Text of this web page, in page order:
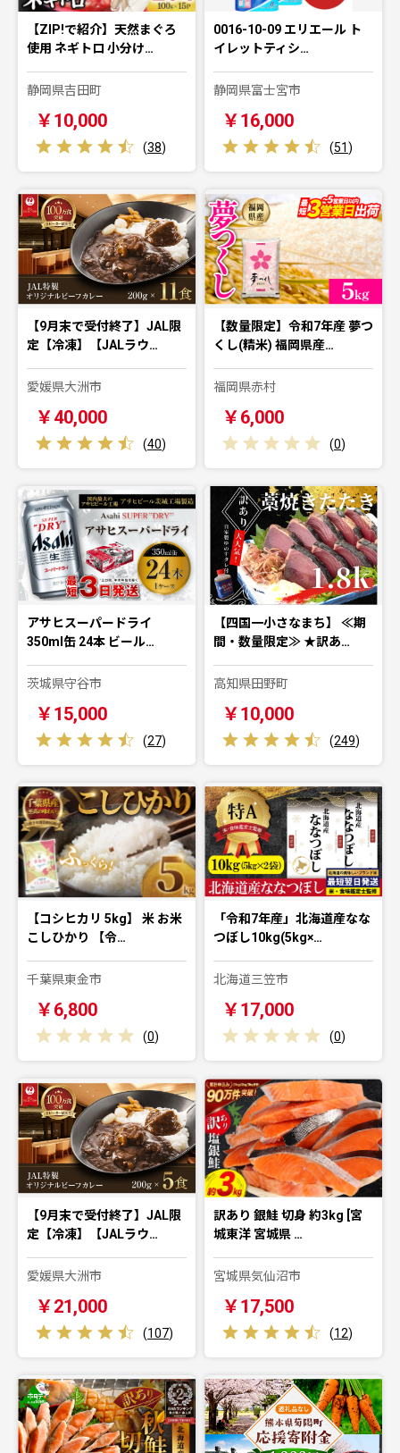
【ZIP!で紹介】天然まぐろ
使用 ネギトロ 小分け…
静岡県吉田町
￥10,000
(38)
0016-10-09 エリエール ト
イレットティシ…
静岡県富士宮市
￥16,000
(51)
【9月末で受付終了】JAL限
定【冷凍】【JALラウ…
愛媛県大洲市
￥40,000
(40)
【数量限定】令和7年産 夢つ
くし(精米) 福岡県産…
福岡県赤村
￥6,000
(0)
アサヒスーパードライ
350ml缶 24本 ビール…
茨城県守谷市
￥15,000
(27)
【四国一小さなまち】 ≪期
間・数量限定≫ ★訳あ…
高知県田野町
￥10,000
(249)
【コシヒカリ 5kg】 米 お米
こしひかり 【令…
千葉県東金市
￥6,800
(0)
「令和7年産」北海道産なな
つぼし10kg(5kg×…
北海道三笠市
￥17,000
(0)
【9月末で受付終了】JAL限
定【冷凍】【JALラウ…
愛媛県大洲市
￥21,000
(107)
訳あり 銀鮭 切身 約3kg [宮
城東洋 宮城県 …
宮城県気仙沼市
￥17,500
(12)